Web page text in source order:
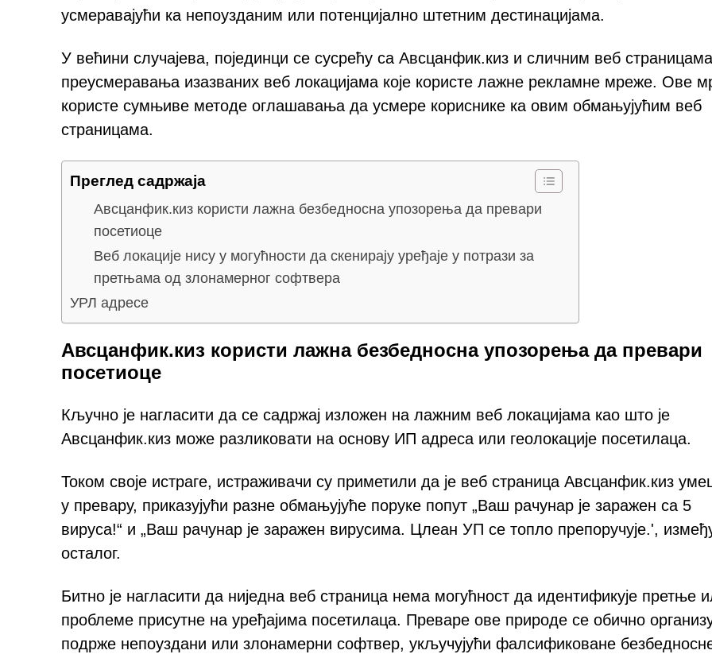
усмеравајући ка непоузданим или потенцијално штетним дестинацијама.
У већини случајева, појединци се сусрећу са Авсцанфик.киз и сличним веб
преусмеравања изазваних веб локацијама које користе лажне рекламне мреже. Ове
користе сумњиве методе оглашавања да усмере кориснике ка овим обмањујућим веб
страницама.
Преглед садржаја
Авсцанфик.киз користи лажна безбедносна упозорења да превари
посетиоце
Веб локације нису у могућности да скенирају уређаје у потрази за
претњама од злонамерног софтвера
УРЛ адресе
Авсцанфик.киз користи лажна безбедносна упозорења да превари
посетиоце
Кључно је нагласити да се садржај изложен на лажним веб локацијама као што је
Авсцанфик.киз може разликовати на основу ИП адреса или геолокације посетилаца.
Током своје истраге, истраживачи су приметили да је веб страница Авсцанфик.киз
у превару, приказујући разне обмањујуће поруке попут „Ваш рачунар је заражен са 5
вируса!“ и „Ваш рачунар је заражен вирусима. Цлеан УП се топло препоручује.',
осталог.
Битно је нагласити да ниједна веб страница нема могућност да идентификује претње
проблеме присутне на уређајима посетилаца. Преваре ове природе се обично
подрже непоуздани или злонамерни софтвер, укључујући фалсификоване